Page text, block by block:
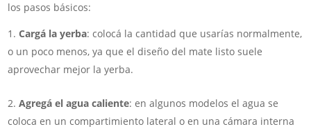
los pasos básicos:
Cargá la yerba: colocá la cantidad que usarías normalmente,
o un poco menos, ya que el diseño del mate listo suele
aprovechar mejor la yerba.
Agregá el agua caliente: en algunos modelos el agua se
coloca en un compartimiento lateral o en una cámara interna